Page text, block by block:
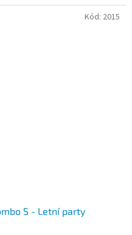
S - Letní party
Kód: 2015